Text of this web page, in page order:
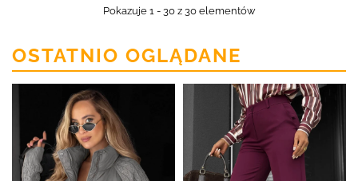
Pokazuje 1 - 30 z 30 elementów
OSTATNIO OGLĄDANE